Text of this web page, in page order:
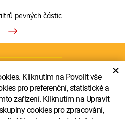
Kliknutím na Povolit vše
pro preferenční, statistické a
zařízení. Kliknutím na Upravit
cookies pro zpracování,
×
pevných částic
LTD. - pobočka